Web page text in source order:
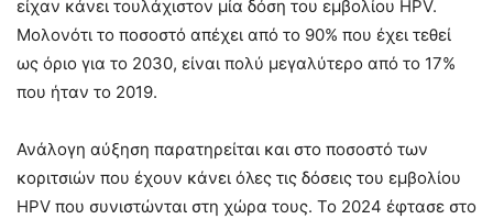
είχαν κάνει τουλάχιστον μία δόση του εμβολίου HPV.
Μολονότι το ποσοστό απέχει από το 90% που έχει τεθεί
ως όριο για το 2030, είναι πολύ μεγαλύτερο από το 17%
που ήταν το 2019.
Ανάλογη αύξηση παρατηρείται και στο ποσοστό των
κοριτσιών που έχουν κάνει όλες τις δόσεις του εμβολίου
HPV που συνιστώνται στη χώρα τους. Το 2024 έφτασε στο